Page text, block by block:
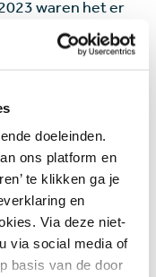
doeleinden.
ons platform en
te klikken ga je
en
Via deze niet-
via social media of
basis van de door
waren het er
en 154
dan hebben er
aan de
6 spelers per
bestaat op
club selecteert
personen paraat